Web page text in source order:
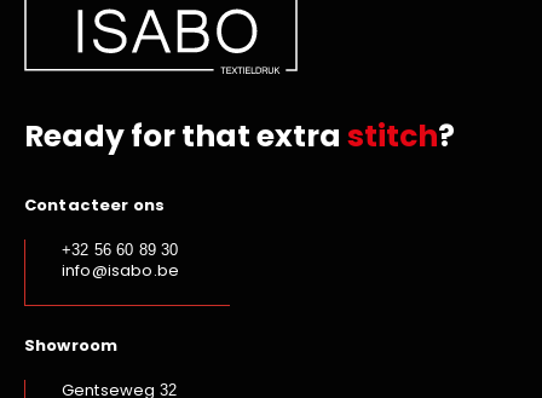
Ready for that extra stitch?
Contacteer ons
+32 56 60 89 30
info@isabo.be
Showroom
Gentseweg 32